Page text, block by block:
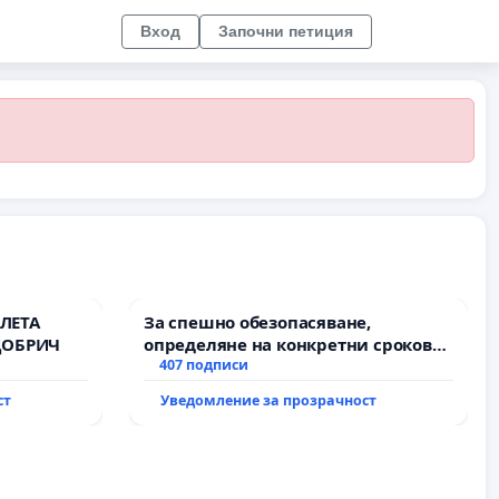
Вход Започни петиция
За спешно обезопасяване,
определяне на конкретни срокове
и извършване на цялостна
републиканския път между пътен
407 подписи
Уведомление за прозрачност